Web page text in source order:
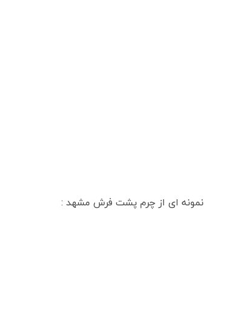
نمونه ای از چرم پشت فرش مشهد :